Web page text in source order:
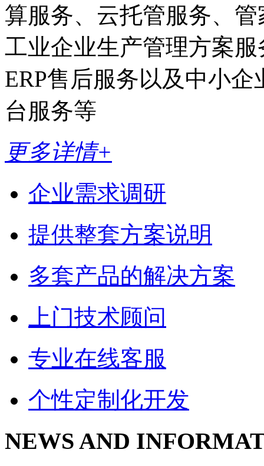
算服务、云托管服务、
工业企业生产管理方案
ERP售后服务以及中小
台服务等
更多详情+
企业需求调研
提供整套方案说明
多套产品的解决方案
上门技术顾问
专业在线客服
个性定制化开发
NEWS AND